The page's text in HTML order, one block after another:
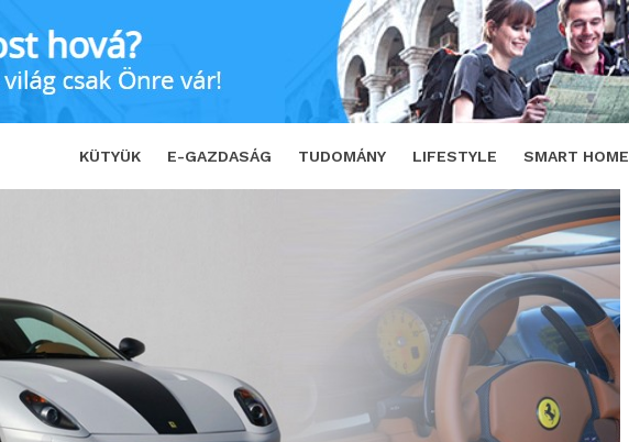
KÜTYÜK E-GAZDASÁG TUDOMÁNY LIFESTYLE SMART HOME